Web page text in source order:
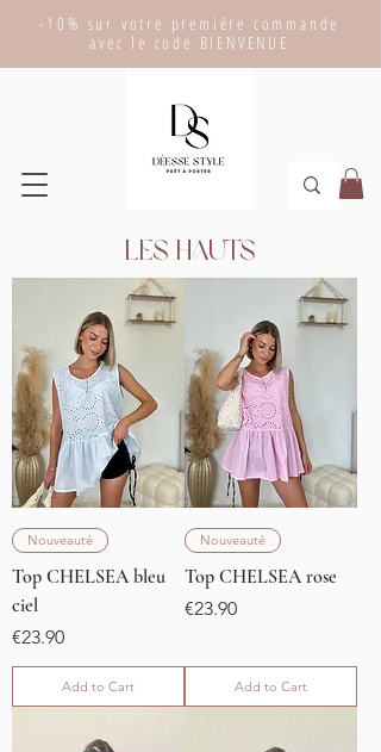
-10% sur votre première commande
avec le code BIENVENUE
Les hauts
Nouveauté
Top CHELSEA bleu
ciel
Price
€23.90
Add to Cart
Nouveauté
Top CHELSEA rose
Price
€23.90
Add to Cart